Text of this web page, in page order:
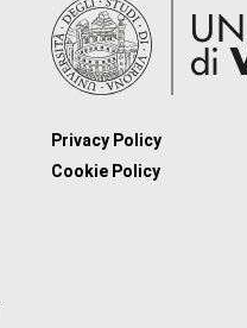
Privacy Policy
Cookie Policy